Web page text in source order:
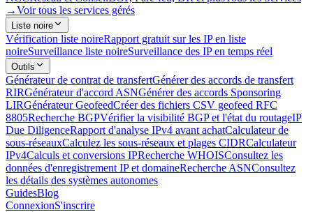
→Voir tous les services gérés
Liste noire
Vérification liste noireRapport gratuit sur les IP en liste
noireSurveillance liste noireSurveillance des IP en temps réel
Outils
Générateur de contrat de transfertGénérer des accords de transfert
RIRGénérateur d'accord ASNGénérer des accords Sponsoring
LIRGénérateur GeofeedCréer des fichiers CSV geofeed RFC
8805Recherche BGPVérifier la visibilité BGP et l'état du routageIP
Due DiligenceRapport d'analyse IPv4 avant achatCalculateur de
sous-réseauxCalculez les sous-réseaux et plages CIDRCalculateur
IPv4Calculs et conversions IPRecherche WHOISConsultez les
données d'enregistrement IP et domaineRecherche ASNConsultez
les détails des systèmes autonomes
GuidesBlog
ConnexionS'inscrire